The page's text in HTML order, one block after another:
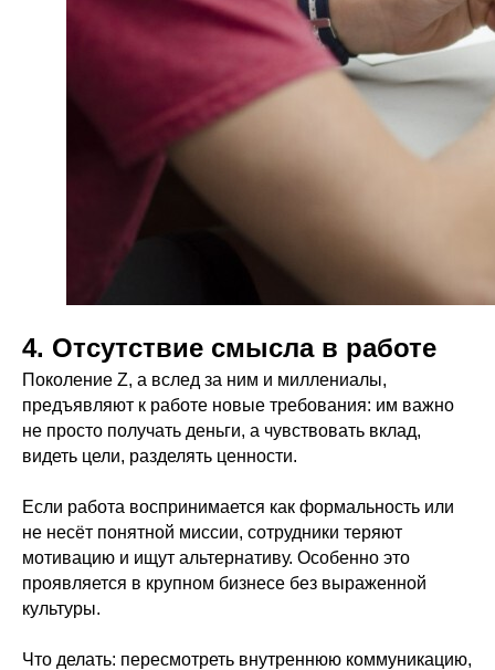
4. Отсутствие смысла в работе
Поколение Z, а вслед за ним и миллениалы,
предъявляют к работе новые требования: им важно
не просто получать деньги, а чувствовать вклад,
видеть цели, разделять ценности.
Если работа воспринимается как формальность или
не несёт понятной миссии, сотрудники теряют
мотивацию и ищут альтернативу. Особенно это
проявляется в крупном бизнесе без выраженной
культуры.
Что делать: пересмотреть внутреннюю коммуникацию,